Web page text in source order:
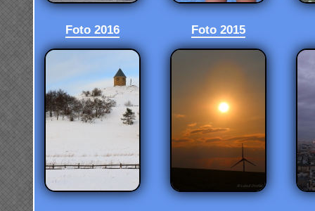
Foto 2016 Foto 2015